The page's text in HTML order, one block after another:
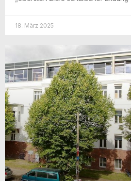
18. März 2025